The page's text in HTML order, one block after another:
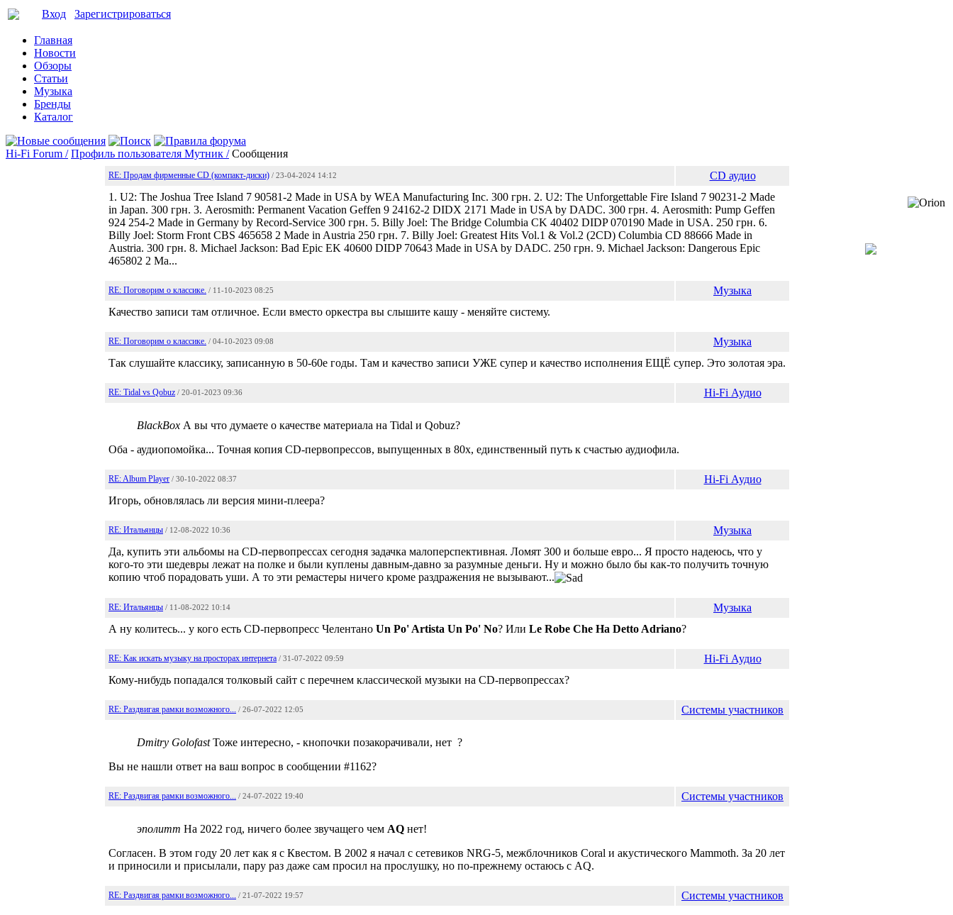
Вход Зарегистрироваться
Главная
Новости
Обзоры
Статьи
Музыка
Бренды
Каталог
Hi-Fi Forum / Профиль пользователя Мутник / Сообщения
RE: Продам фирменные CD (компакт-диски) / 23-04-2024 14:12
СD аудио
1. U2: The Joshua Tree Island 7 90581-2 Made in USA by WEA Manufacturing Inc. 300 грн. 2. U2: The Unforgettable Fire Island 7 90231-2 Made
in Japan. 300 грн. 3. Aerosmith: Permanent Vacation Geffen 9 24162-2 DIDX 2171 Made in USA by DADC. 300 грн. 4. Aerosmith: Pump Geffen
924 254-2 Made in Germany by Record-Service 300 грн. 5. Billy Joel: The Bridge Columbia CK 40402 DIDP 070190 Made in USA. 250 грн. 6.
Billy Joel: Storm Front CBS 465658 2 Made in Austria 250 грн. 7. Billy Joel: Greatest Hits Vol.1 & Vol.2 (2CD) Columbia CD 88666 Made in
Austria. 300 грн. 8. Michael Jackson: Bad Epic EK 40600 DIDP 70643 Made in USA by DADC. 250 грн. 9. Michael Jackson: Dangerous Epic
465802 2 Ma...
RE: Поговорим о классике. / 11-10-2023 08:25
Музыка
Качество записи там отличное. Если вместо оркестра вы слышите кашу - меняйте систему.
RE: Поговорим о классике. / 04-10-2023 09:08
Музыка
Так слушайте классику, записанную в 50-60е годы. Там и качество записи УЖЕ супер и качество исполнения ЕЩЁ супер. Это золотая эра.
RE: Tidal vs Qobuz / 20-01-2023 09:36 Hi-Fi Аудио
BlackBox А вы что думаете о качестве материала на Tidal и Qobuz?
Оба - аудиопомойка... Точная копия CD-первопрессов, выпущенных в 80х, единственный путь к счастью аудиофила.
RE: Album Player / 30-10-2022 08:37
Hi-Fi Аудио
Игорь, обновлялась ли версия мини-плеера?
RE: Итальянцы / 12-08-2022 10:36
Музыка
Да, купить эти альбомы на CD-первопрессах сегодня задачка малоперспективная. Ломят 300 и больше евро... Я просто надеюсь, что у
кого-то эти шедевры лежат на полке и были куплены давным-давно за разумные деньги. Ну и можно было бы как-то получить точную
копию чтоб порадовать уши. А то эти ремастеры ничего кроме раздражения не вызывают...
RE: Итальянцы / 11-08-2022 10:14
Музыка
А ну колитесь... у кого есть CD-первопресс Челентано Un Po' Artista Un Po' No? Или Le Robe Che Ha Detto Adriano?
RE: Как искать музыку на просторах интернета / 31-07-2022 09:59
Hi-Fi Аудио
Кому-нибудь попадался толковый сайт с перечнем классической музыки на CD-первопрессах?
RE: Раздвигая рамки возможного... / 26-07-2022 12:05 Системы участников
Dmitry GolofastТоже интересно, - кнопочки позакорачивали, нет ?
Вы не нашли ответ на ваш вопрос в сообщении #1162?
RE: Раздвигая рамки возможного... / 24-07-2022 19:40 Системы участников
эполитт На 2022 год, ничего более звучащего чем AQ нет!
Согласен. В этом году 20 лет как я с Квестом. В 2002 я начал с сетевиков NRG-5, межблочников Coral и акустического Mammoth. За 20 лет
и приносили и присылали, пару раз даже сам просил на прослушку, но по-прежнему остаюсь с AQ.
RE: Раздвигая рамки возможного... / 21-07-2022 19:57 Системы участников